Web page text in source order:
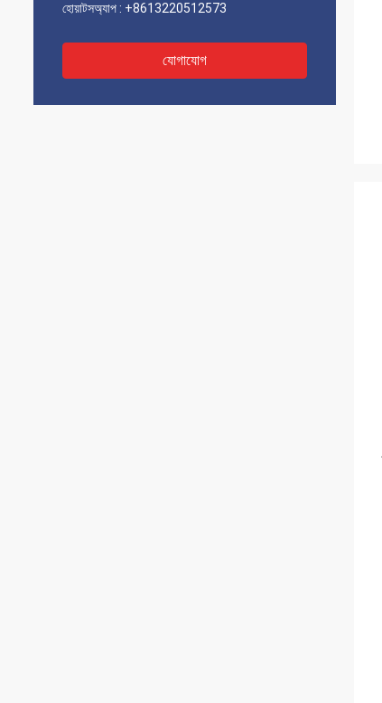
হোয়াটসঅ্যাপ : +8613220512573
যোগাযোগ